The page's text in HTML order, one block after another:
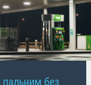
без